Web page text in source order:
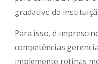
gradativo da
Para isso, é
competências
implemente rotinas